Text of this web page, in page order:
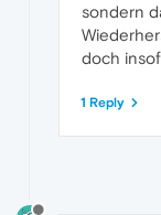
sondern
doch
1 Reply